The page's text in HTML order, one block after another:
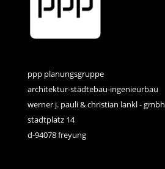
ppp planungsgruppe
architektur-städtebau-ingenieurbau
werner j. pauli & christian lankl - gmbh
stadtplatz 14
d-94078 freyung